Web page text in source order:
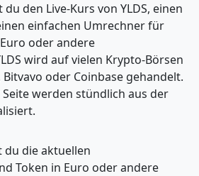
den Live-Kurs von YLDS, einen
einfachen Umrechner für
oder andere
wird auf vielen Krypto-Börsen
oder Coinbase gehandelt.
werden stündlich aus der
du die aktuellen
Token in Euro oder andere